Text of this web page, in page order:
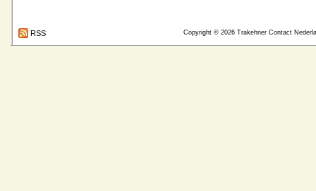
Copyright © 2026 Trakehner Contact
RSS